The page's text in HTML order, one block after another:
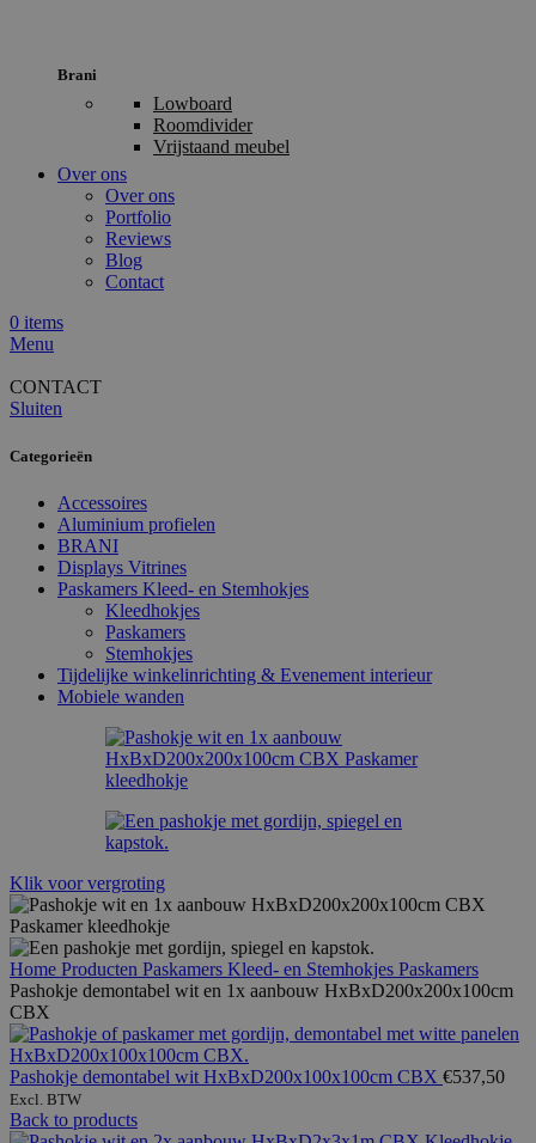
Brani
Lowboard
Roomdivider
Vrijstaand meubel
Over ons
Over ons
Portfolio
Reviews
Blog
Contact
0 items
Menu
CONTACT
Sluiten
Categorieën
Accessoires
Aluminium profielen
BRANI
Displays Vitrines
Paskamers Kleed- en Stemhokjes
Kleedhokjes
Paskamers
Stemhokjes
Tijdelijke winkelinrichting & Evenement interieur
Mobiele wanden
Klik voor vergroting
Home Producten Paskamers Kleed- en Stemhokjes Paskamers
Pashokje demontabel wit en 1x aanbouw HxBxD200x200x100cm
CBX
Pashokje demontabel wit HxBxD200x100x100cm CBX €537,50
Excl. BTW
Back to products